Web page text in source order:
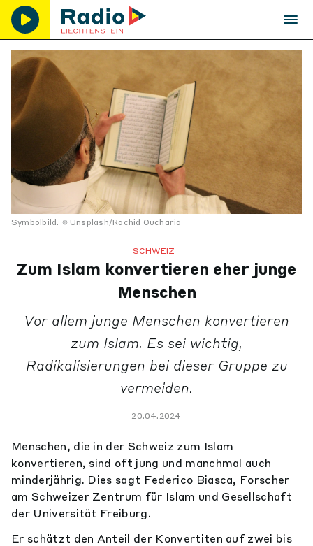
Symbolbild. Unsplash/Rachid Oucharia
SCHWEIZ
Zum Islam konvertieren eher junge
Menschen
Vor allem junge Menschen konvertieren
zum Islam. Es sei wichtig,
Radikalisierungen bei dieser Gruppe zu
vermeiden.
20.04.2024
Menschen, die in der Schweiz zum Islam
konvertieren, sind oft jung und manchmal auch
minderjährig. Dies sagt Federico Biasca, Forscher
am Schweizer Zentrum für Islam und Gesellschaft
der Universität Freiburg.
Er schätzt den Anteil der Konvertiten auf zwei bis